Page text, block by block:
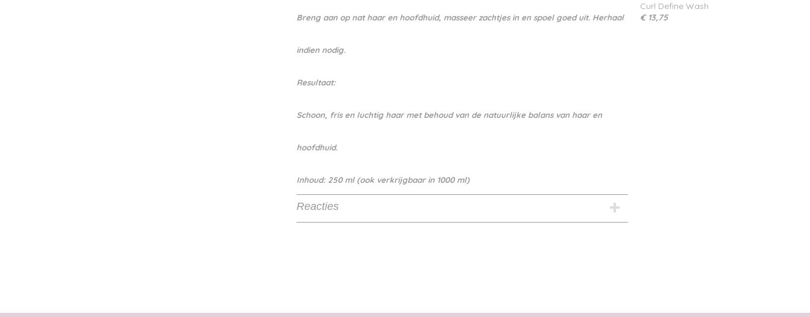
Breng aan op nat haar en hoofdhuid, masseer zachtjes in en spoel goed uit. Herhaal
indien nodig.
Resultaat:
Schoon, fris en luchtig haar met behoud van de natuurlijke balans van haar en
hoofdhuid.
Inhoud: 250 ml (ook verkrijgbaar in 1000 ml)
Reacties
Curl Define Wash
€ 13,75